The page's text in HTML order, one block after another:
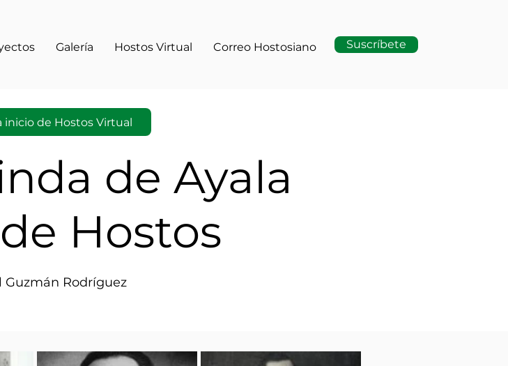
Galería Hostos Virtual Correo Hostosiano Suscríbete
inicio de Hostos Virtual
de Ayala
Hostos
Guzmán Rodríguez